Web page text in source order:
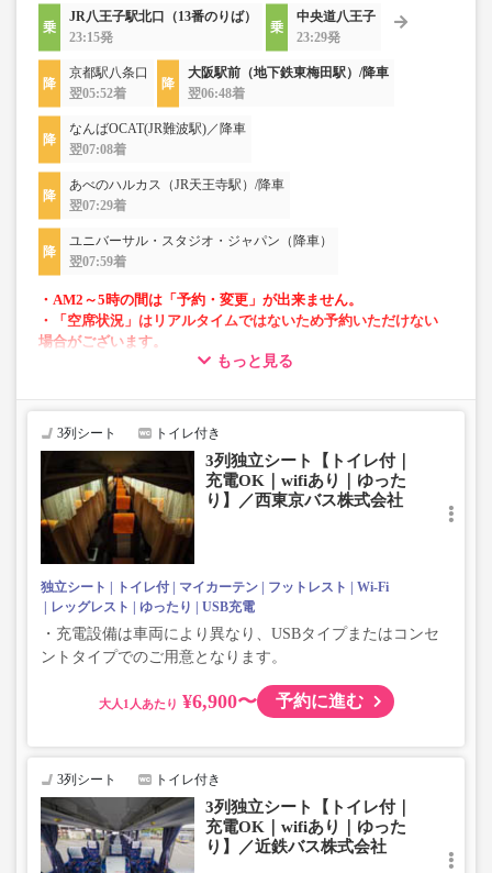
JR八王子駅北口（13番のりば）
23:15発
中央道八王子
23:29発
京都駅八条口
翌05:52着
大阪駅前（地下鉄東梅田駅）/降車
翌06:48着
なんばOCAT(JR難波駅)／降車
翌07:08着
あべのハルカス（JR天王寺駅）/降車
翌07:29着
ユニバーサル・スタジオ・ジャパン（降車）
翌07:59着
・AM2～5時の間は「予約・変更」が出来ません。
・「空席状況」はリアルタイムではないため予約いただけない
場合がございます。
・車両は予告なく変更となる場合がございます。これに伴い、
じめご了承ください。
もっと見る
3列シート トイレ付き
3列独立シート【トイレ付｜
充電OK｜wifiあり｜ゆった
り】／西東京バス株式会社
独立シート トイレ付 マイカーテン フットレスト
Wi-Fi
レッグレスト
ゆったり USB充電
・充電設備は車両により異なり、USBタイプまたはコンセ
ントタイプでのご用意となります。
大人 ¥6,900〜 予約に進む
3列シート トイレ付き
3列独立シート【トイレ付｜
充電OK｜wifiあり｜ゆった
り】／近鉄バス株式会社